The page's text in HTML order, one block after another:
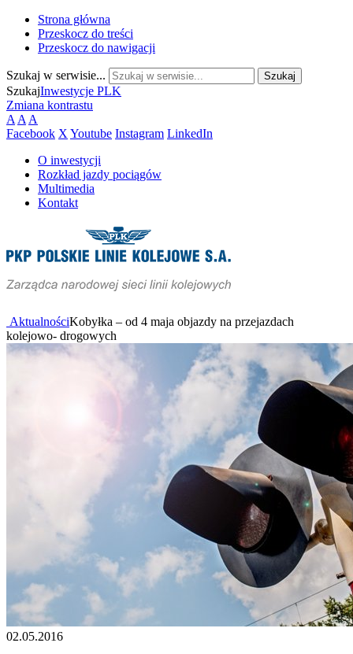
Strona główna
Przeskocz do treści
Przeskocz do nawigacji
Szukaj w serwisie...
SzukajInwestycje PLK
Zmiana kontrastu
A A A
Facebook X Youtube Instagram LinkedIn
O inwestycji
Rozkład jazdy pociągów
Multimedia
Kontakt
AktualnościKobyłka – od 4 maja objazdy na przejazdach
kolejowo- drogowych
02.05.2016